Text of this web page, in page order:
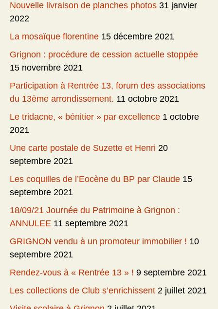
Nouvelle livraison de planches photos 31 janvier
2022
La mosaïque florentine 15 décembre 2021
Grignon : procédure de cession actuelle stoppée
15 novembre 2021
Participation à Rentrée 13, forum des associations
du 13ème arrondissement. 11 octobre 2021
Le tridacne, « bénitier » par excellence 1 octobre
2021
Une carte postale de Suzette et Henri 20
septembre 2021
Les coquilles de l’Eocène du BP par Claude 15
septembre 2021
18/09/21 Journée du Patrimoine à Grignon :
ANNULEE 11 septembre 2021
GRIGNON vendu à un promoteur immobilier ! 10
septembre 2021
Rendez-vous à « Rentrée 13 » ! 9 septembre 2021
Les collections de Club s’enrichissent 2 juillet 2021